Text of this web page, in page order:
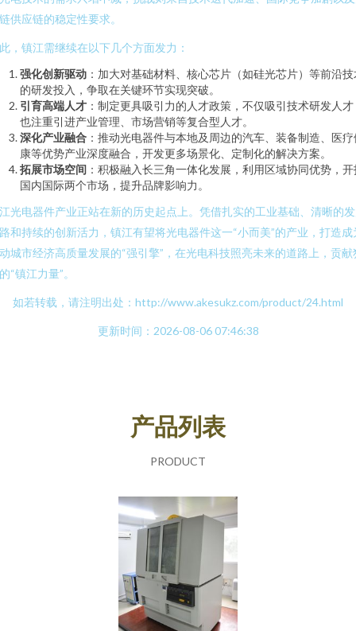
供应链的稳定性要求。
，镇江需继续在以下几个方面发力：
强化创新驱动 ：加大对基础材料、核心芯片（如硅光芯片）等前沿技
的研发投入，争取在关键环节实现突破。
引育高端人才 ：制定更具吸引力的人才政策，不仅吸引技术研发人才
也注重引进产业管理、市场营销等复合型人才。
深化产业融合 ：推动光电器件与本地及周边的汽车、装备制造、医疗
康等优势产业深度融合，开发更多场景化、定制化的解决方案。
拓展市场空间 ：积极融入长三角一体化发展，利用区域协同优势，开
国内国际两个市场，提升品牌影响力。
光电器件产业正站在新的历史起点上。凭借扎实的工业基础、清晰的
和持续的创新活力，镇江有望将光电器件这一“小而美”的产业，打造成
城市经济高质量发展的“强引擎”，在光电科技照亮未来的道路上，贡献
“镇江力量”。
如若转载，请注明出处：http://www.akesukz.com/product/24.html
更新时间：2026-08-06 07:46:38
产品列表
PRODUCT